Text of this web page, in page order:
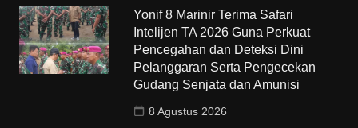
Yonif 8 Marinir Terima Safari
Intelijen TA 2026 Guna Perkuat
Pencegahan dan Deteksi Dini
Pelanggaran Serta Pengecekan
Gudang Senjata dan Amunisi
8 Agustus 2026